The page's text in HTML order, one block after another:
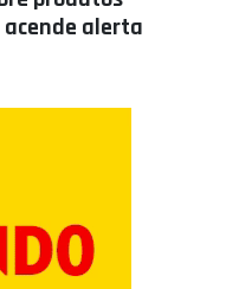
alerta